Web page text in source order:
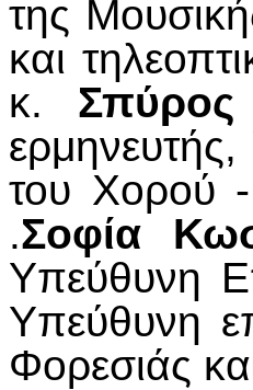
της
και
κ. Σπύρος
του Χορού
.Σοφία
Υπεύθυνη
Υπεύθυνη
Φορεσιάς